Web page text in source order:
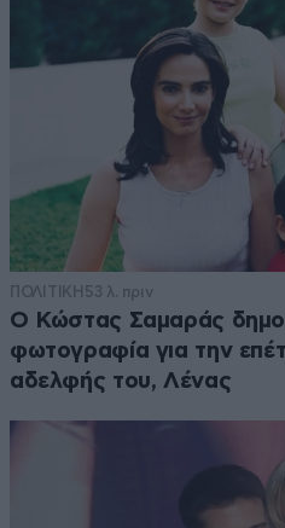
ΠΟΛΙΤΙΚΗ 53 λ. πριν
Ο Κώστας Σαμαράς
φωτογραφία για την
αδελφής του, Λένας